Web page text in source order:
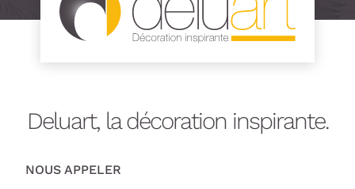
Deluart, la décoration inspirante.
NOUS APPELER